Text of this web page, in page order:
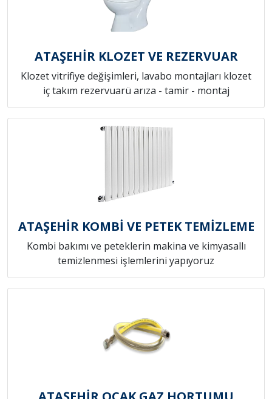
ATAŞEHİR KLOZET VE REZERVUAR
Klozet vitrifiye değişimleri, lavabo montajları klozet
iç takım rezervuarü arıza - tamir - montaj
ATAŞEHİR KOMBİ VE PETEK TEMİZLEME
Kombi bakımı ve peteklerin makina ve kimyasallı
temizlenmesi işlemlerini yapıyoruz